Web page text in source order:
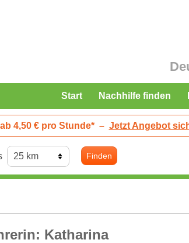
Start Nachhilfe finden
4,50 € pro Stunde* – Jetzt Angebot
Finden
Katharina